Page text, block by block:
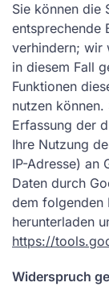
Sie können die
entsprechende
verhindern; wir
in diesem Fall
Funktionen
nutzen
Erfassung der
Ihre Nutzung
IP-Adresse) an
Daten durch
dem folgenden
herunterladen
https://
Widerspruch